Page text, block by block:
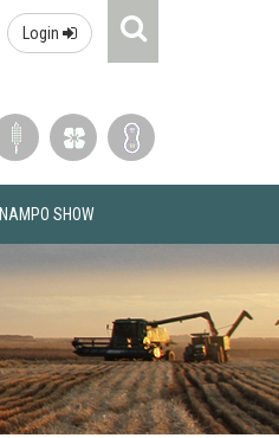
Login
NAMPO SHOW